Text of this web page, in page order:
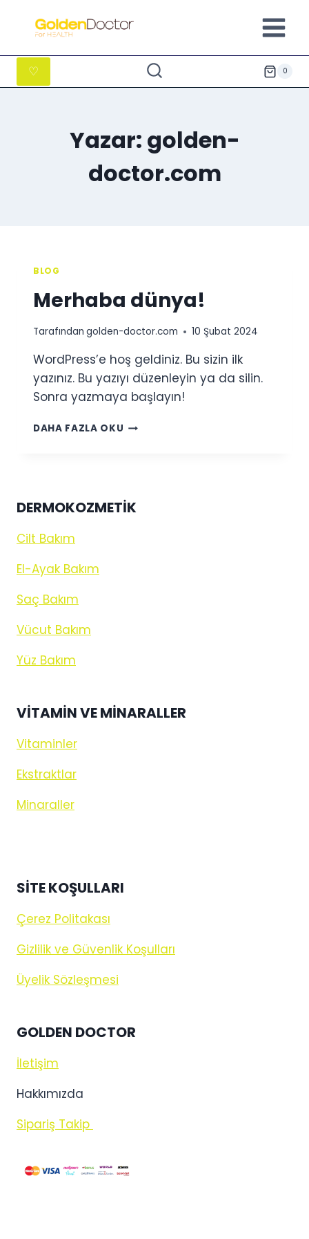
♡ 0
Yazar: golden-
doctor.com
BLOG
Merhaba dünya!
Tarafından golden-doctor.com 10 Şubat 2024
WordPress’e hoş geldiniz. Bu sizin ilk
yazınız. Bu yazıyı düzenleyin ya da silin.
Sonra yazmaya başlayın!
DAHA FAZLA OKU MERHABA
DERMOKOZMETİK
Cilt Bakım
El-Ayak Bakım
Saç Bakım
Vücut Bakım
Yüz Bakım
VITAMIN VE MINARALLER
Vitaminler
Ekstraktlar
Minaraller
SİTE KOŞULLARI
Çerez Politakası
Gizlilik ve Güvenlik Koşulları
Üyelik Sözleşmesi
GOLDEN DOCTOR
İletişim
Hakkımızda
Sipariş Takip